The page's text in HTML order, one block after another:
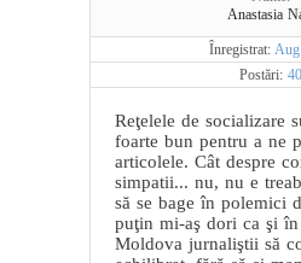
Anastasia
Înregistrat:
Postări: 40
Reţelele de socializare
foarte bun pentru a ne
articolele. Cât despre
simpatii... nu, nu e
să se bage în polemici
puţin mi-aş dori ca şi în
Moldova jurnaliştii să